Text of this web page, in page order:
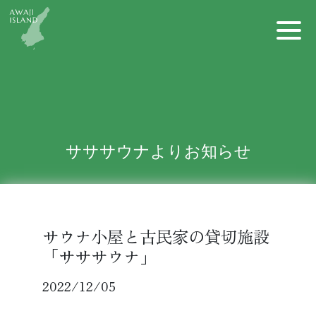
Skip
サササウナよりお知らせ
サウナ小屋と古民家の貸切施設
「サササウナ」
2022/12/05